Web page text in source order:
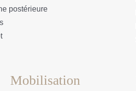
postérieure
Mobilisation